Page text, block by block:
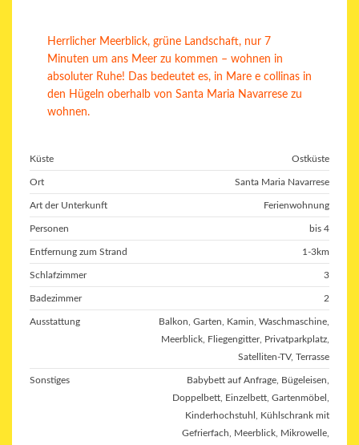
Herrlicher Meerblick, grüne Landschaft, nur 7
Minuten um ans Meer zu kommen – wohnen in
absoluter Ruhe! Das bedeutet es, in Mare e collinas in
den Hügeln oberhalb von Santa Maria Navarrese zu
wohnen.
Küste Ostküste
Ort Santa Maria Navarrese
Art der Unterkunft Ferienwohnung
Personen bis 4
Entfernung zum Strand 1-3km
Schlafzimmer 3
Badezimmer 2
Ausstattung Balkon Garten Kamin Waschmaschine
Meerblick Fliegengitter, Privatparkplatz
Satelliten-TV, Terrasse
Sonstiges
Babybett auf Anfrage, Bügeleisen,
Doppelbett, Einzelbett, Gartenmöbel,
Kinderhochstuhl, Kühlschrank mit
Gefrierfach, Meerblick, Mikrowelle,